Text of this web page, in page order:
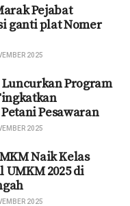
Pejabat
ganti plat Nomer
2025
Luncurkan Program
Pesawaran
2025
Naik Kelas
UMKM 2025 di
2025